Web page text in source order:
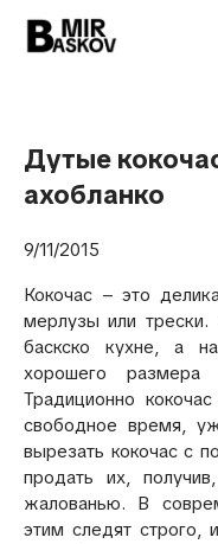
Дутые
ахобланко
9/11/2015
Кокочас – это
мерлузы или трески.
баскско кухне, а
хорошего
Традиционно
свободное время,
вырезать кокочас с
продать их,
жалованью. В
этим следят строго,